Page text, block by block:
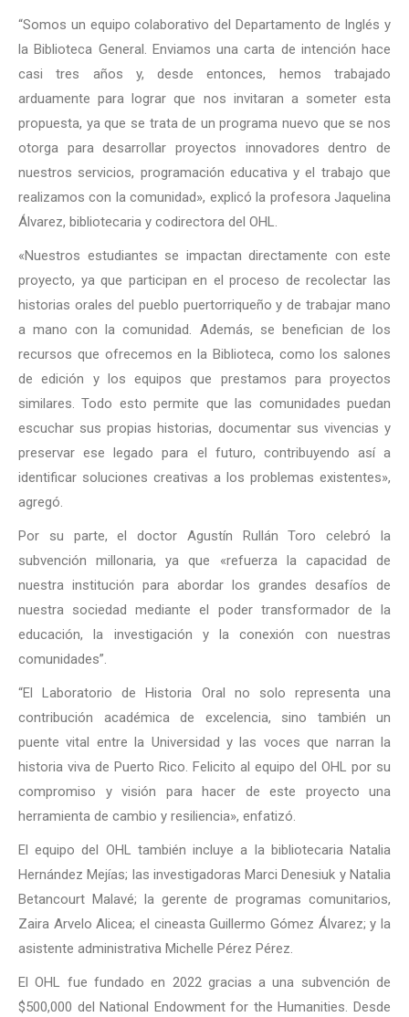
“Somos un equipo colaborativo del Departamento de Inglés y
la Biblioteca General. Enviamos una carta de intención hace
casi tres años y, desde entonces, hemos trabajado
arduamente para lograr que nos invitaran a someter esta
propuesta, ya que se trata de un programa nuevo que se nos
otorga para desarrollar proyectos innovadores dentro de
nuestros servicios, programación educativa y el trabajo que
realizamos con la comunidad», explicó la profesora Jaquelina
Álvarez, bibliotecaria y codirectora del OHL.
«Nuestros estudiantes se impactan directamente con este
proyecto, ya que participan en el proceso de recolectar las
historias orales del pueblo puertorriqueño y de trabajar mano
a mano con la comunidad. Además, se benefician de los
recursos que ofrecemos en la Biblioteca, como los salones
de edición y los equipos que prestamos para proyectos
similares. Todo esto permite que las comunidades puedan
escuchar sus propias historias, documentar sus vivencias y
preservar ese legado para el futuro, contribuyendo así a
identificar soluciones creativas a los problemas existentes»,
agregó.
Por su parte, el doctor Agustín Rullán Toro celebró la
subvención millonaria, ya que «refuerza la capacidad de
nuestra institución para abordar los grandes desafíos de
nuestra sociedad mediante el poder transformador de la
educación, la investigación y la conexión con nuestras
comunidades”.
“El Laboratorio de Historia Oral no solo representa una
contribución académica de excelencia, sino también un
puente vital entre la Universidad y las voces que narran la
historia viva de Puerto Rico. Felicito al equipo del OHL por su
compromiso y visión para hacer de este proyecto una
herramienta de cambio y resiliencia», enfatizó.
El equipo del OHL también incluye a la bibliotecaria Natalia
Hernández Mejías; las investigadoras Marci Denesiuk y Natalia
Betancourt Malavé; la gerente de programas comunitarios,
Zaira Arvelo Alicea; el cineasta Guillermo Gómez Álvarez; y la
asistente administrativa Michelle Pérez Pérez.
El OHL fue fundado en 2022 gracias a una subvención de
$500,000 del National Endowment for the Humanities. Desde